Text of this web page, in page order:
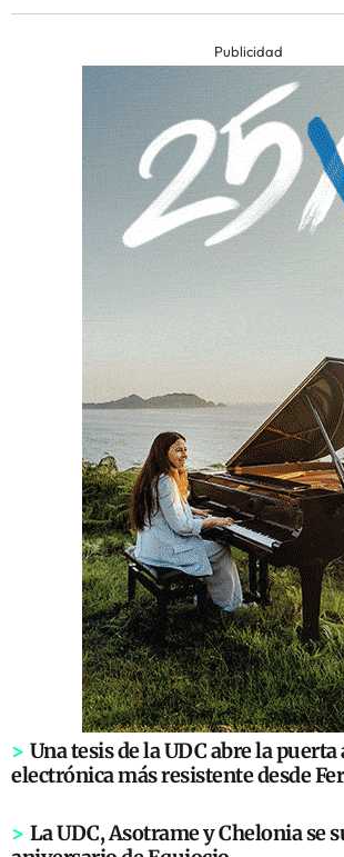
Publicidad
> Una tesis de la UDC abre la puerta
electrónica más resistente desde
> La UDC, Asotrame y Chelonia se